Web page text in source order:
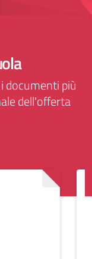
documenti più
dell'offerta